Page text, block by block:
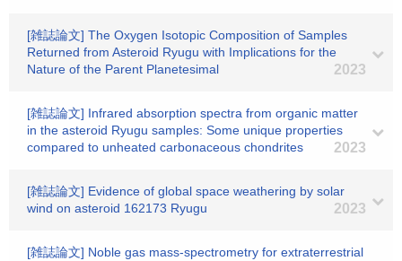
[雑誌論文] The Oxygen Isotopic Composition of Samples
Returned from Asteroid Ryugu with Implications for the
Nature of the Parent Planetesimal
2023
[雑誌論文] Infrared absorption spectra from organic matter
in the asteroid Ryugu samples: Some unique properties
compared to unheated carbonaceous chondrites
2023
[雑誌論文] Evidence of global space weathering by solar
wind on asteroid 162173 Ryugu
2023
[雑誌論文] Noble gas mass-spectrometry for extraterrestrial